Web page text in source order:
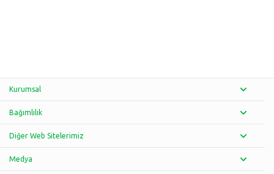
Kurumsal
Bağımlılık
Diğer Web Sitelerimiz
Medya